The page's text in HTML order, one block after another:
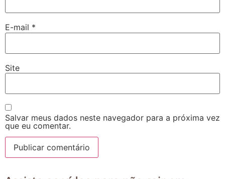
E-mail *
Site
Salvar meus dados neste navegador para a próxima vez
que eu comentar.